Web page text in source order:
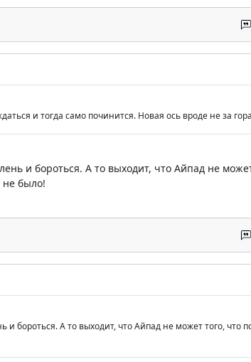
и тогда само починится. Новая ось вроде не за
и бороться. А то выходит, что Айпад не
не было!
и бороться. А то выходит, что Айпад не может того,